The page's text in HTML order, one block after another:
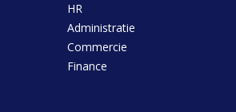
HR
Administratie
Commercie
Finance